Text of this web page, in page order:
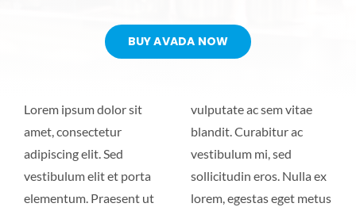
BUY AVADA NOW
Lorem ipsum dolor sit
amet, consectetur
adipiscing elit. Sed
vestibulum elit et porta
elementum. Praesent ut
vulputate ac sem vitae
blandit. Curabitur ac
vestibulum mi, sed
sollicitudin eros. Nulla ex
lorem, egestas eget metus